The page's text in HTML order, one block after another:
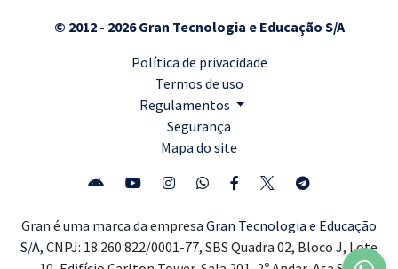
© 2012 - 2026 Gran Tecnologia e Educação S/A
Política de privacidade
Termos de uso
Regulamentos
Segurança
Mapa do site
Gran é uma marca da empresa Gran Tecnologia e Educação
S/A, CNPJ: 18.260.822/0001-77, SBS Quadra 02, Bloco J, Lote